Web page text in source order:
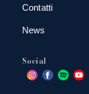
Contatti
News
Social